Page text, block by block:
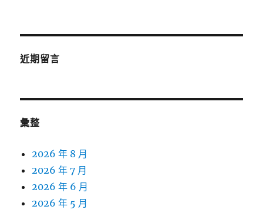
近期留言
彙整
2026 年 8 月
2026 年 7 月
2026 年 6 月
2026 年 5 月